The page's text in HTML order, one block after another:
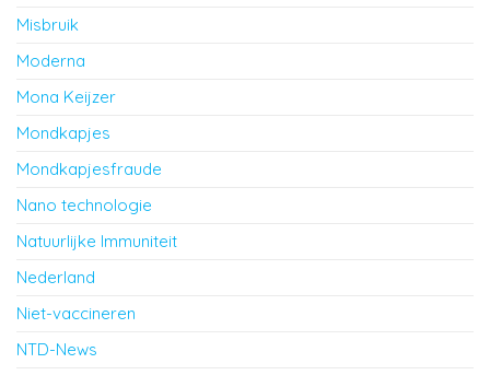
Misbruik
Moderna
Mona Keijzer
Mondkapjes
Mondkapjesfraude
Nano technologie
Natuurlijke Immuniteit
Nederland
Niet-vaccineren
NTD-News